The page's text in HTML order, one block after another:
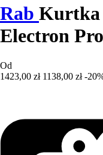
Rab Kurtka
Electron Pro
Od
1423,00 zł 1138,00 zł -